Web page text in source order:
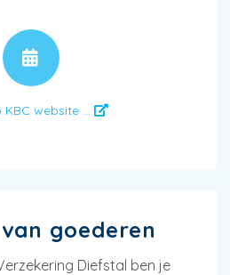
KBC website ...
goederen
Diefstal ben je